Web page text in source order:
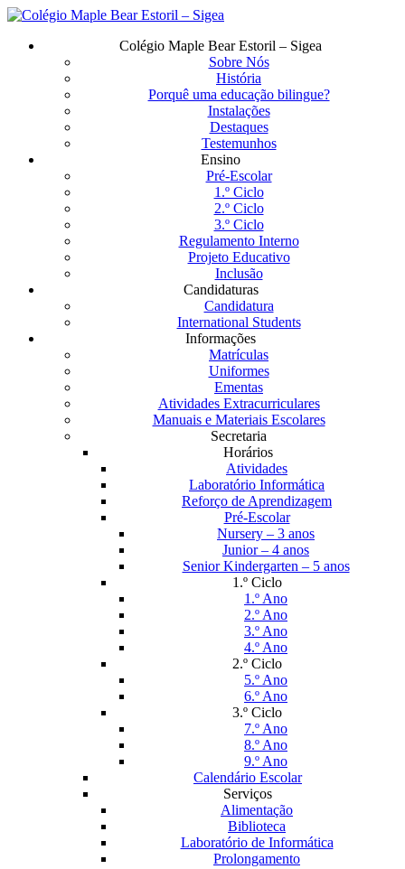
Saltar
Menu
Colégio Maple Bear Estoril – Sigea
Sobre Nós
História
Porquê uma educação bilingue?
Instalações
Destaques
Testemunhos
Ensino
Pré-Escolar
1.º Ciclo
2.º Ciclo
3.º Ciclo
Regulamento Interno
Projeto Educativo
Inclusão
Candidaturas
Candidatura
International Students
Informações
Matrículas
Uniformes
Ementas
Atividades Extracurriculares
Manuais e Materiais Escolares
Secretaria
Horários
Atividades
Laboratório Informática
Reforço de Aprendizagem
Pré-Escolar
Nursery – 3 anos
Junior – 4 anos
Senior Kindergarten – 5 anos
1.º Ciclo
1.º Ano
2.º Ano
3.º Ano
4.º Ano
2.º Ciclo
5.º Ano
6.º Ano
3.º Ciclo
7.º Ano
8.º Ano
9.º Ano
Calendário Escolar
Serviços
Alimentação
Biblioteca
Laboratório de Informática
Prolongamento